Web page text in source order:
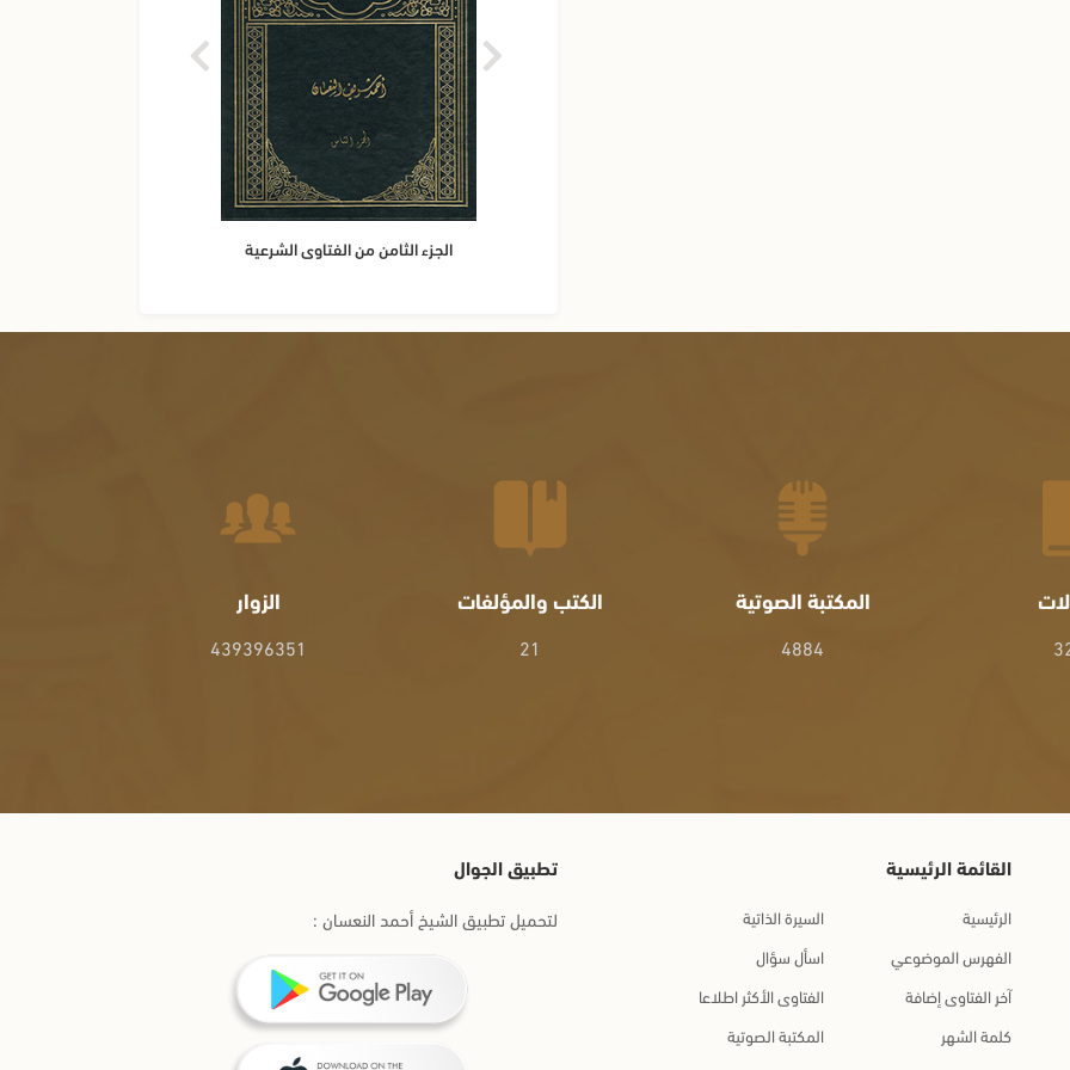
الجزء الثامن من الفتاوى الشرعية
المكتبة الصوتية
4884
الكتب والمؤلفات
21
الزوار
439396351
القائمة الرئيسية
الرئيسية
السيرة الذاتية
الفهرس الموضوعي
اسأل سؤال
آخر الفتاوى إضافة
الفتاوى الأكثر اطلاعا
كلمة الشهر
المكتبة الصوتية
تطبيق الجوال
لتحميل تطبيق الشيخ أحمد النعسان :